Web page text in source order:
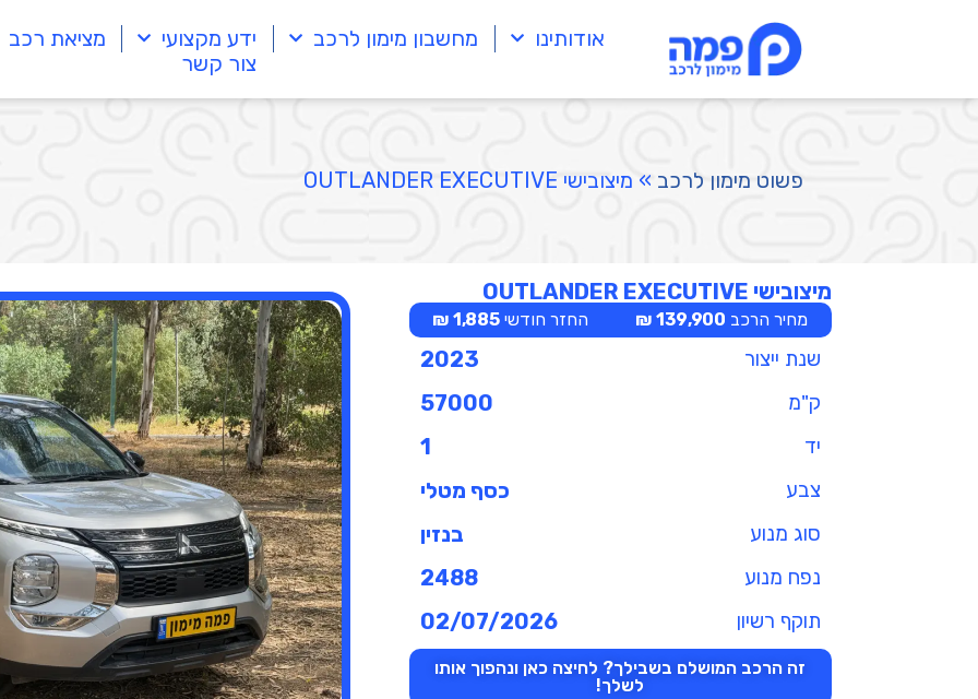
אודותינו מחשבון מימון לרכב ידע מקצועי
מציאת רכב
צור קשר
פשוט מימון לרכב » מיצובישי OUTLANDER EXECUTIVE
מיצובישי OUTLANDER EXECUTIVE
מחיר הרכב 139,900 ₪ החזר חודשי 1,885 ₪
שנת ייצור 2023
ק"מ 57000
יד 1
צבע כסף מטלי
סוג מנוע בנזין
נפח מנוע 2488
תוקף רשיון 02/07/2026
זה הרכב המושלם בשבילך? לחיצה כאן ונהפוך אותו
לשלך!